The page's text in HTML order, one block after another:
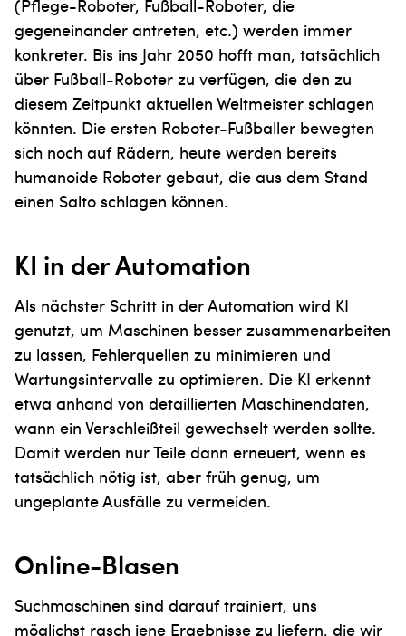
(Pflege-Roboter, Fußball-Roboter, die
gegeneinander antreten, etc.) werden immer
konkreter. Bis ins Jahr 2050 hofft man, tatsächlich
über Fußball-Roboter zu verfügen, die den zu
diesem Zeitpunkt aktuellen Weltmeister schlagen
könnten. Die ersten Roboter-Fußballer bewegten
sich noch auf Rädern, heute werden bereits
humanoide Roboter gebaut, die aus dem Stand
einen Salto schlagen können.
KI in der Automation
Als nächster Schritt in der Automation wird KI
genutzt, um Maschinen besser zusammenarbeiten
zu lassen, Fehlerquellen zu minimieren und
Wartungsintervalle zu optimieren. Die KI erkennt
etwa anhand von detaillierten Maschinendaten,
wann ein Verschleißteil gewechselt werden sollte.
Damit werden nur Teile dann erneuert, wenn es
tatsächlich nötig ist, aber früh genug, um
ungeplante Ausfälle zu vermeiden.
Online-Blasen
Suchmaschinen sind darauf trainiert, uns
möglichst rasch jene Ergebnisse zu liefern, die wir